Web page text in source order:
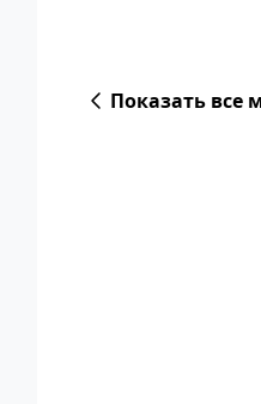
Показать все